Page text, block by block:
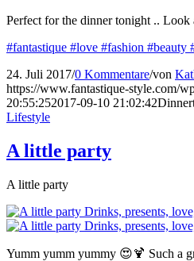
Perfect for the dinner tonight ..
#fantastique #love #fashion #beauty
24. Juli 2017/0 Kommentare/von
https://www.fantastique-style.com/
20:55:252017-09-10 21:02:42
Lifestyle
A little party
A little party
Yumm yumm yummy 😍🍹 Such a